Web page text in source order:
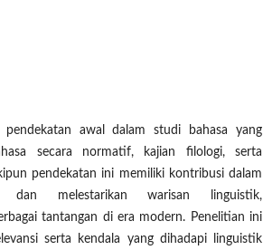
pendekatan awal dalam studi bahasa yang
secara normatif, kajian filologi, serta
pendekatan ini memiliki kontribusi dalam
dan melestarikan warisan linguistik,
tantangan di era modern. Penelitian ini
serta kendala yang dihadapi linguistik